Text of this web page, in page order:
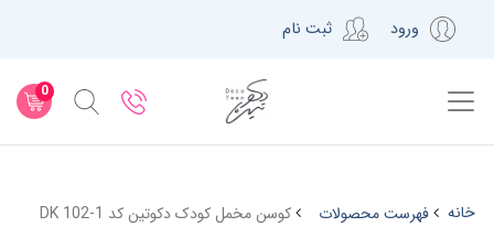
ورود ثبت نام
0
خانه فهرست محصولات کوسن مخمل کودک دکوتین کد DK 102-1